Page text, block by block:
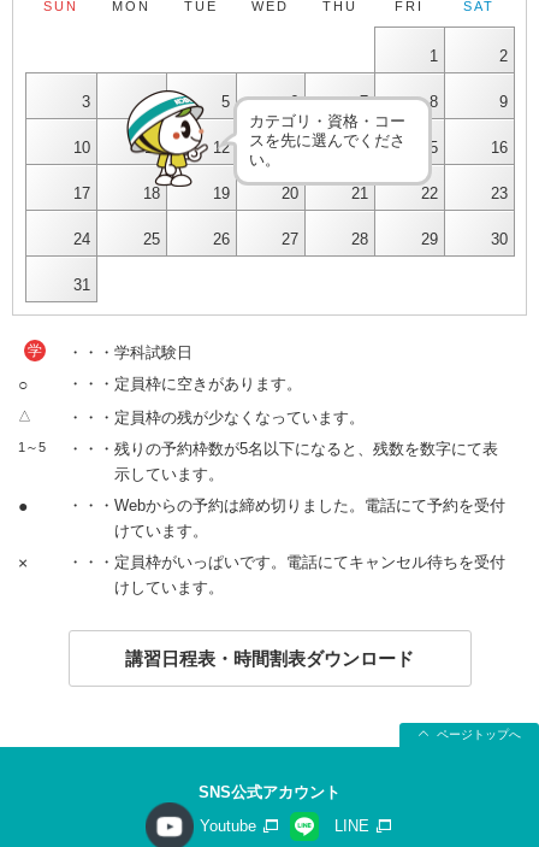
SUN MON TUE WED THU FRI SAT
1 2
3 4 5 6 7 8 9
10 11 12 13 14 15 16
17 18 19 20 21 22 23
24 25 26 27 28 29 30
31
カテゴリ・資格・コー
スを先に選んでくださ
い。
学 ・・・学科試験日
○ ・・・定員枠に空きがあります。
△ ・・・定員枠の残が少なくなっています。
1～5
・・・残りの予約枠数が5名以下になると、残数を数字にて表
示しています。
●
・・・Webからの予約は締め切りました。電話にて予約を受付
けています。
×
・・・定員枠がいっぱいです。電話にてキャンセル待ちを受付
けしています。
講習日程表・時間割表ダウンロード
ページトップへ
SNS公式アカウント
Youtube
LINE